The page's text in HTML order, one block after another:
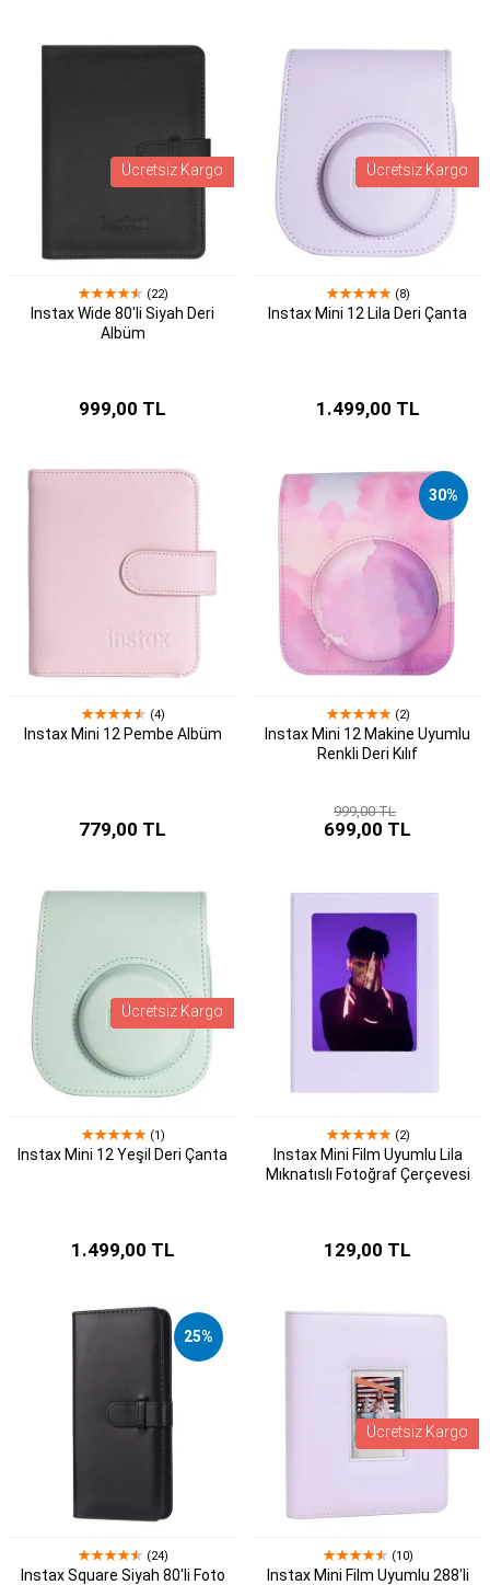
Ücretsiz Kargo
(22)
Instax Wide 80'li Siyah Deri
Albüm
999,00 TL
Ücretsiz Kargo
(8)
Instax Mini 12 Lila Deri Çanta
1.499,00 TL
(4)
Instax Mini 12 Pembe Albüm
779,00 TL
30%
(2)
Instax Mini 12 Makine Uyumlu
Renkli Deri Kılıf
999,00 TL
699,00 TL
Ücretsiz Kargo
(1)
Instax Mini 12 Yeşil Deri Çanta
1.499,00 TL
(2)
Instax Mini Film Uyumlu Lila
Mıknatıslı Fotoğraf Çerçevesi
129,00 TL
25%
(24)
Instax Square Siyah 80'li Foto
Ücretsiz Kargo
(10)
Instax Mini Film Uyumlu 288'li